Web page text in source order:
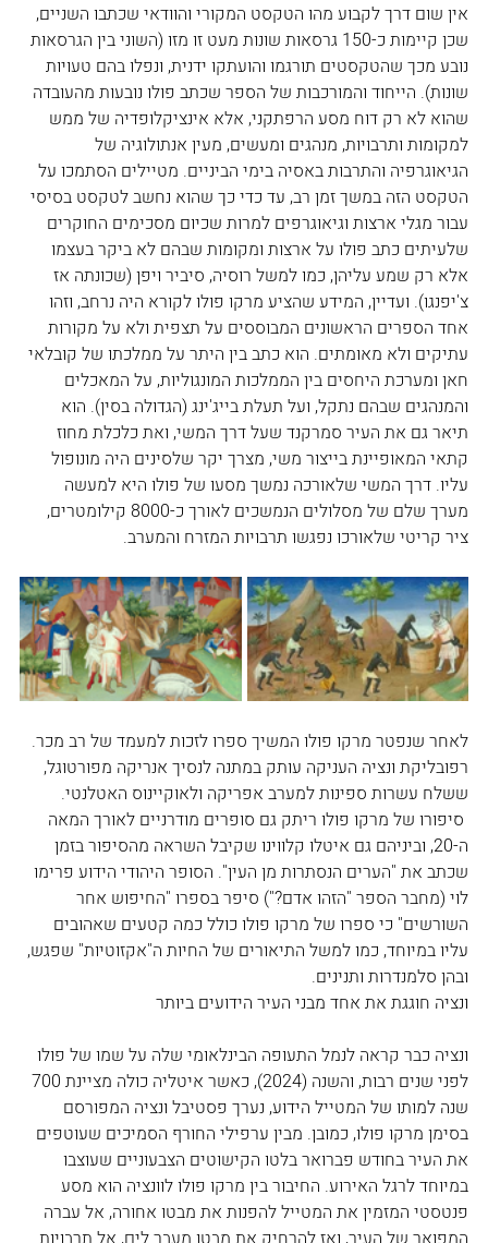
אין שום דרך לקבוע מהו הטקסט המקורי והוודאי שכתבו השניים,
שכן קיימות כ-150 גרסאות שונות מעט זו מזו (השוני בין הגרסאות
נובע מכך שהטקסטים תורגמו והועתקו ידנית, ונפלו בהם טעויות
שונות). הייחוד והמורכבות של הספר שכתב פולו נובעות מהעובדה
שהוא לא רק דוח מסע הרפתקני, אלא אינציקלופדיה של ממש
למקומות ותרבויות, מנהגים ומעשים, מעין אנתולוגיה של
הגיאוגרפיה והתרבות באסיה בימי הביניים. מטיילים הסתמכו על
הטקסט הזה במשך זמן רב, עד כדי כך שהוא נחשב לטקסט בסיסי
עבור מגלי ארצות וגיאוגרפים למרות שכיום מסכימים החוקרים
שלעיתים כתב פולו על ארצות ומקומות שבהם לא ביקר בעצמו
אלא רק שמע עליהן, כמו למשל רוסיה, סיביר ויפן (שכונתה אז
צ'יפנגו). ועדיין, המידע שהציע מרקו פולו לקורא היה נרחב, וזהו
אחד הספרים הראשונים המבוססים על תצפית ולא על מקורות
עתיקים ולא מאומתים. הוא כתב בין היתר על ממלכתו של קובלאי
חאן ומערכת היחסים בין הממלכות המונגוליות, על המאכלים
והמנהגים שבהם נתקל, ועל תעלת בייג'ינג (הגדולה בסין). הוא
תיאר גם את העיר סמרקנד שעל דרך המשי, ואת כלכלת מחוז
קתאי המאופיינת בייצור משי, מצרך יקר שלסינים היה מונופול
עליו. דרך המשי שלאורכה נמשך מסעו של פולו היא למעשה
מערך שלם של מסלולים הנמשכים לאורך כ-8000 קילומטרים,
ציר קריטי שלאורכו נפגשו תרבויות המזרח והמערב.
לאחר שנפטר מרקו פולו המשיך ספרו לזכות למעמד של רב מכר.
רפובליקת ונציה העניקה עותק במתנה לנסיך אנריקה מפורטוגל,
ששלח עשרות ספינות למערב אפריקה ולאוקיינוס האטלנטי.
סיפורו של מרקו פולו ריתק גם סופרים מודרניים לאורך המאה
ה-20, וביניהם גם איטלו קלווינו שקיבל השראה מהסיפור בזמן
שכתב את "הערים הנסתרות מן העין". הסופר היהודי הידוע פרימו
לוי (מחבר הספר "הזהו אדם?") סיפר בספרו "החיפוש אחר
השורשים" כי ספרו של מרקו פולו כולל כמה קטעים שאהובים
עליו במיוחד, כמו למשל התיאורים של החיות ה"אקזוטיות" שפגש,
ובהן סלמנדרות ותנינים.
ונציה חוגגת את אחד מבני העיר הידועים ביותר
ונציה כבר קראה לנמל התעופה הבינלאומי שלה על שמו של פולו
שנה למותו של המטייל הידוע, נערך פסטיבל ונציה המפורסם
בסימן מרקו פולו, כמובן. מבין ערפילי החורף הסמיכים שעוטפים
את העיר בחודש פברואר בלטו הקישוטים הצבעוניים שעוצבו
במיוחד לרגל האירוע. החיבור בין מרקו פולו לוונציה הוא מסע
פנטסטי המזמין את המטייל להפנות את מבטו אחורה, אל עברה